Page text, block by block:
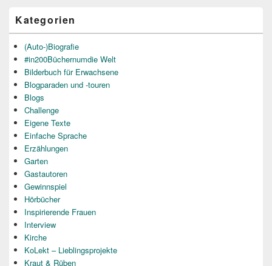
Kategorien
(Auto-)Biografie
#in200Büchernumdie Welt
Bilderbuch für Erwachsene
Blogparaden und -touren
Blogs
Challenge
Eigene Texte
Einfache Sprache
Erzählungen
Garten
Gastautoren
Gewinnspiel
Hörbücher
Inspirierende Frauen
Interview
Kirche
KoLekt – Lieblingsprojekte
Kraut & Rüben